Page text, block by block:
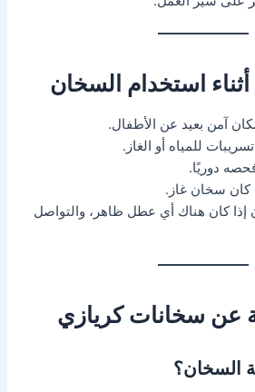
استخدام السخان
آمن بعيد عن الأطفال.
للمياه أو الغاز.
دوريًا.
كان سخان غاز.
كان هناك أي عطل ظاهر، والتواصل
عن سخانات كريازي
السخان؟